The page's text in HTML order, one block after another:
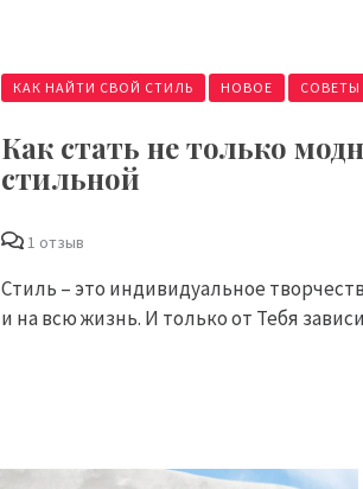
КАК НАЙТИ СВОЙ СТИЛЬ НОВОЕ
Как стать не только
стильной
1 отзыв
Стиль – это индивидуальное
и на всю жизнь. И только от Тебя